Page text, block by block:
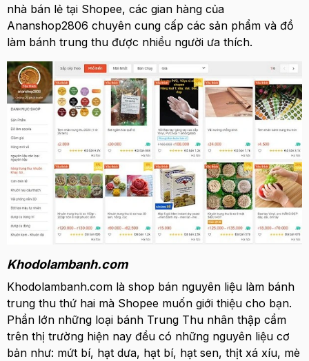
nhà bán lẻ tại Shopee, các gian hàng của
Ananshop2806 chuyên cung cấp các sản phẩm và đồ
làm bánh trung thu được nhiều người ưa thích.
Khodolambanh.com
Khodolambanh.com là shop bán nguyên liệu làm bánh
trung thu thứ hai mà Shopee muốn giới thiệu cho bạn.
Phần lớn những loại bánh Trung Thu nhân thập cẩm
trên thị trường hiện nay đều có những nguyên liệu cơ
bản như: mứt bí, hạt dưa, hạt bí, hạt sen, thịt xá xíu, mè